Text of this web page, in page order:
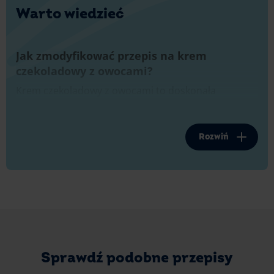
Warto wiedzieć
Jak zmodyfikować przepis na krem
czekoladowy z owocami?
możesz wykorzystać dowolny rodzaj czekolady.
Zamiast gorzkiej, idealnie sprawdzi się też czekolada
ma na nie sezonu? Z powodzeniem możesz zastąpić
owocami egzotycznymi lub wariantami
Rozwiń
Sprawdź podobne przepisy